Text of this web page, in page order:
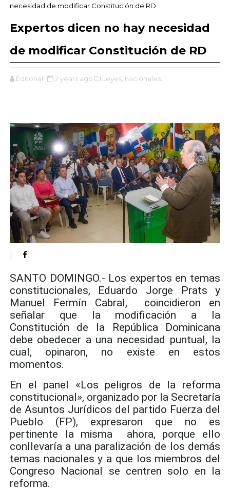
necesidad de modificar Constitución de RD
Expertos dicen no hay necesidad
de modificar Constitución de RD
Editorial 2 years ago Leyes, nacionales.,
SANTO DOMINGO.- Los expertos en temas
constitucionales, Eduardo Jorge Prats y
Manuel Fermín Cabral, coincidieron en
señalar que la modificación a la
Constitución de la República Dominicana
debe obedecer a una necesidad puntual, la
cual, opinaron, no existe en estos
momentos.
En el panel «Los peligros de la reforma
constitucional», organizado por la Secretaría
de Asuntos Jurídicos del partido Fuerza del
Pueblo (FP), expresaron que no es
pertinente la misma ahora, porque ello
conllevaría a una paralización de los demás
temas nacionales y a que los miembros del
Congreso Nacional se centren solo en la
reforma.